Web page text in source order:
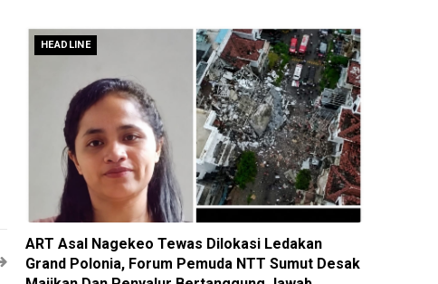
HEADLINE
ART Asal Nagekeo Tewas Dilokasi Ledakan
Grand Polonia, Forum Pemuda NTT Sumut Desak